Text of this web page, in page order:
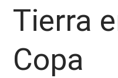
Tierra
Copa